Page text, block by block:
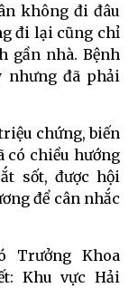
không đi đâu
đi lại cũng chỉ
gần nhà. Bệnh
nhưng đã phải
chứng, biến
có chiều hướng
sốt, được hội
để cân nhắc
Trưởng Khoa
Khu vực Hải